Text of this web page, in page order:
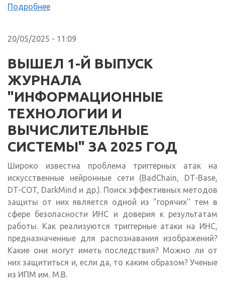
Подробнее
20/05/2025 - 11:09
ВЫШЕЛ 1-Й ВЫПУСК
ЖУРНАЛА
"ИНФОРМАЦИОННЫЕ
ТЕХНОЛОГИИ И
ВЫЧИСЛИТЕЛЬНЫЕ
СИСТЕМЫ" ЗА 2025 ГОД
Широко известна проблема триггерных атак на
искусственные нейронные сети (BadChain, DT-Base,
DT-COT, DarkMind и др.). Поиск эффективных методов
защиты от них является одной из "горячих'' тем в
сфере безопасности ИНС и доверия к результатам
работы. Как реализуются триггерные атаки на ИНС,
предназначенные для распознавания изображений?
Какие они могут иметь последствия? Можно ли от
них защититься и, если да, то каким образом? Ученые
из ИПМ им. М.В.